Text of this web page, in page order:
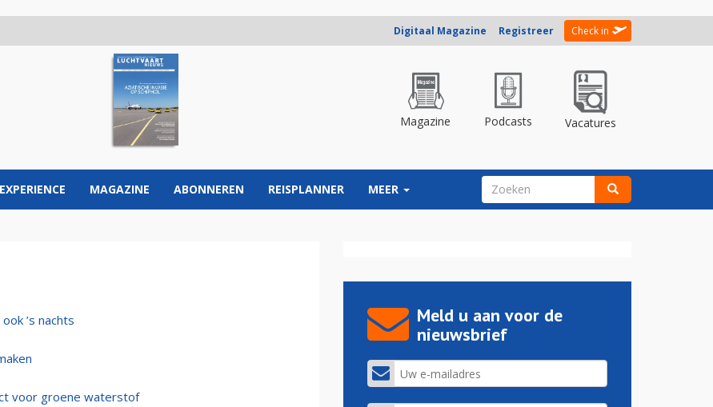
Digitaal Magazine Registreer Check in
Magazine Podcasts Vacatures
MAGAZINE ABONNEREN REISPLANNER MEER ZOEKVELD
’s nachts
voor groene waterstof
Meld u aan voor de
nieuwsbrief